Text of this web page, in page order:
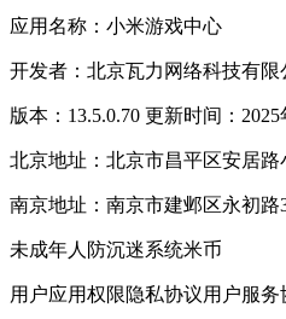
应用名称：小米游戏中心
开发者：北京瓦力网络科技有限
版本：13.5.0.70 更新时间：2025
北京地址：北京市昌平区安居路
南京地址：南京市建邺区永初路
未成年人防沉迷系统米币
用户应用权限隐私协议用户服务